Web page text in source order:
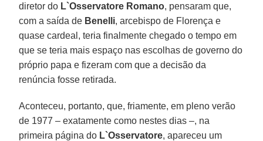
diretor do L`Osservatore Romano, pensaram que,
com a saída de Benelli, arcebispo de Florença e
quase cardeal, teria finalmente chegado o tempo em
que se teria mais espaço nas escolhas de governo do
próprio papa e fizeram com que a decisão da
renúncia fosse retirada.
Aconteceu, portanto, que, friamente, em pleno verão
de 1977 – exatamente como nestes dias –, na
primeira página do L`Osservatore, apareceu um